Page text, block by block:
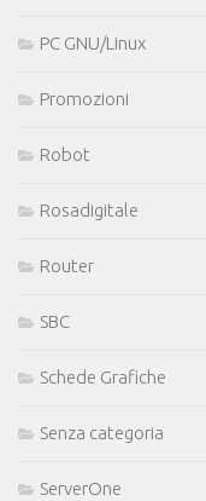
PC GNU/Linux
Promozioni
Robot
Rosadigitale
Router
SBC
Schede Grafiche
Senza categoria
ServerOne